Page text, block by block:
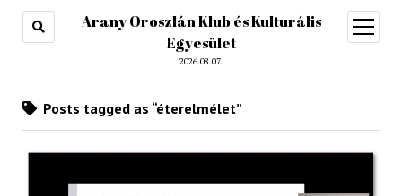
Arany Oroszlán Klub és Kulturális
Egyesület
2026.08.07.
open
menu
Posts tagged as “éterelmélet”